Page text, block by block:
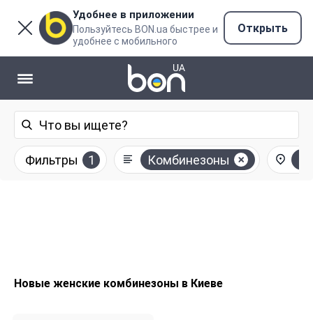
Удобнее в приложении
Пользуйтесь BON.ua быстрее и
удобнее с мобильного
Открыть
Фильтры 1 Комбинезоны
Новые женские комбинезоны в Киеве